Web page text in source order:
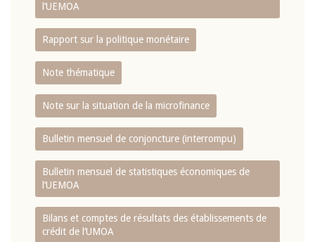
l‘UEMOA
Rapport sur la politique monétaire
Note thématique
Note sur la situation de la microfinance
Bulletin mensuel de conjoncture (interrompu)
Bulletin mensuel de statistiques économiques de
l‘UEMOA
Bilans et comptes de résultats des établissements de
crédit de l‘UMOA